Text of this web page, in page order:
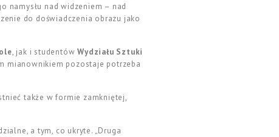
namysłu nad widzeniem – nad
do doświadczenia obrazu jako
, jak i studentówWydziału Sztuki
mianownikiem pozostaje potrzeba
także w formie zamkniętej,
a tym, co ukryte. „Druga